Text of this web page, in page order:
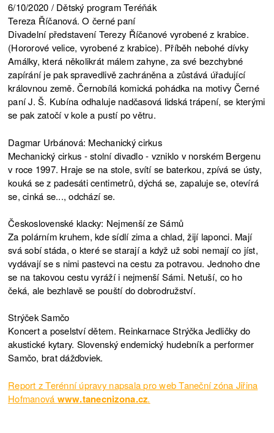
6/10/2020 / Dětský program Teréňák
Tereza Říčanová. O černé paní
Divadelní představení Terezy Říčanové vyrobené z krabice.
(Hororové velice, vyrobené z krabice). Příběh nebohé dívky
Amálky, která několikrát málem zahyne, za své bezchybné
zapírání je pak spravedlivě zachráněna a zůstává úřadující
královnou země. Černobílá komická pohádka na motivy Černé
paní J. Š. Kubína odhaluje nadčasová lidská trápení, se kterými
se pak zatočí v kole a pustí po větru.
Dagmar Urbánová: Mechanický cirkus
Mechanický cirkus - stolní divadlo - vzniklo v norském Bergenu
v roce 1997. Hraje se na stole, svítí se baterkou, zpívá se ústy,
kouká se z padesáti centimetrů, dýchá se, zapaluje se, otevírá
se, cinká se..., odchází se.
Československé klacky: Nejmenší ze Sámů
Za polárním kruhem, kde sídlí zima a chlad, žijí laponci. Mají
svá sobí stáda, o které se starají a když už sobi nemají co jíst,
vydávají se s nimi pastevci na cestu za potravou. Jednoho dne
se na takovou cestu vyráží i nejmenší Sámi. Netuší, co ho
čeká, ale bezhlavě se pouští do dobrodružství.
Strýček Samčo
Koncert a poselství dětem. Reinkarnace Strýčka Jedličky do
akustické kytary. Slovenský endemický hudebník a performer
Samčo, brat dážďoviek.
Report z Terénní úpravy napsala pro web Taneční zóna Jiřina
Hofmanová www.tanecnizona.cz.